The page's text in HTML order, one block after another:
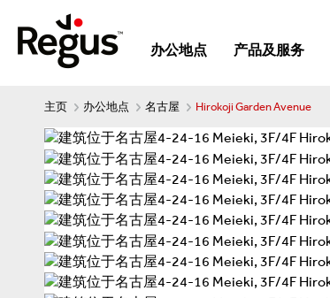
办公地点 产品及服务
主页 办公地点 名古屋 Hirokoji Garden Avenue